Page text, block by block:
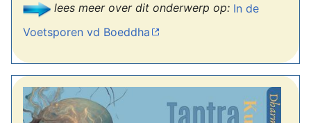
lees meer over dit onderwerp op: In de
Voetsporen vd Boeddha